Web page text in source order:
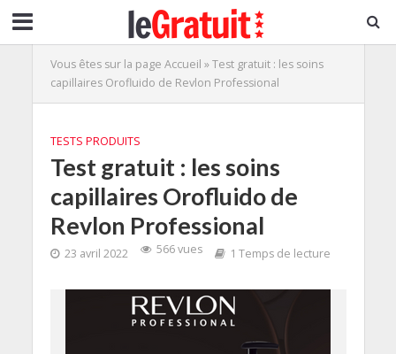
Vous êtes sur la page Accueil »Test gratuit : les soins
capillaires Orofluido de Revlon Professional
TESTS PRODUITS
Test gratuit : les soins
capillaires Orofluido de
Revlon Professional
23 avril 2022 566 vues 1 Temps de lecture